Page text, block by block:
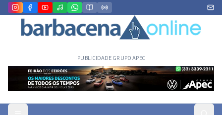
PUBLICIDADE GRUPO APEC